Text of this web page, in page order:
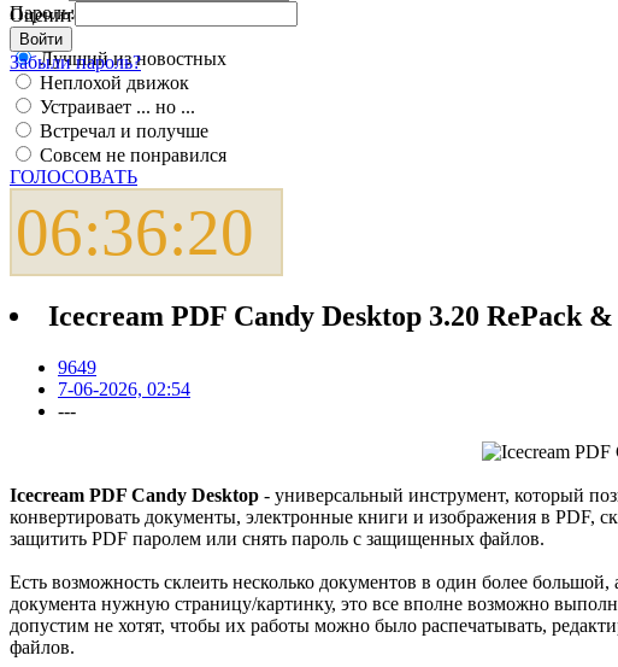
Пароль:
Войти
Забыли пароль?
Оцените работу движка
Лучший из новостных
Неплохой движок
Устраивает ... но ...
Встречал и получше
Совсем не понравился
ГОЛОСОВАТЬ
06:36:20
Icecream PDF Candy Desktop 3.20 RePack
9649
7-06-2026, 02:54
---
Icecream PDF Candy Desktop - универсальный инструмент, который
конвертировать документы, электронные книги и изображения в PDF,
защитить PDF паролем или снять пароль с защищенных файлов.
Есть возможность склеить несколько документов в один более большой,
документа нужную страницу/картинку, это все вполне возможно
допустим не хотят, чтобы их работы можно было распечатывать,
файлов.